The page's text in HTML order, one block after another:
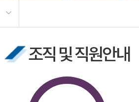
조직 및 직원안내